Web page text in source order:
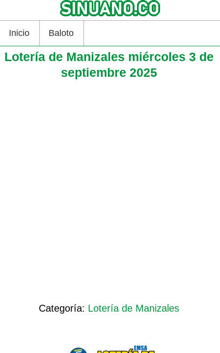
Inicio Baloto
Lotería de Manizales miércoles 3 de
septiembre 2025
Categoría: Lotería de Manizales